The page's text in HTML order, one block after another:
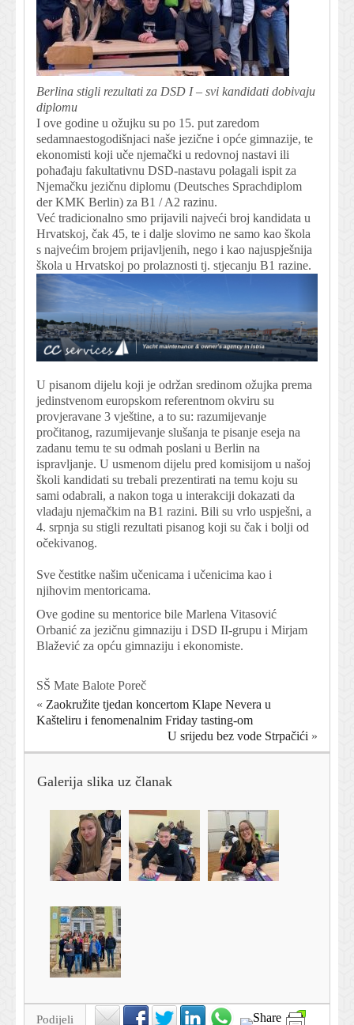
Berlina stigli rezultati za DSD I – svi kandidati dobivaju
diplomu
I ove godine u ožujku su po 15. put zaredom
sedamnaestogodišnjaci naše jezične i opće gimnazije, te
ekonomisti koji uče njemački u redovnoj nastavi ili
pohađaju fakultativnu DSD-nastavu polagali ispit za
Njemačku jezičnu diplomu (Deutsches Sprachdiplom
der KMK Berlin) za B1 / A2 razinu.
Već tradicionalno smo prijavili najveći broj kandidata u
Hrvatskoj, čak 45, te i dalje slovimo ne samo kao škola
s najvećim brojem prijavljenih, nego i kao najuspješnija
škola u Hrvatskoj po prolaznosti tj. stjecanju B1 razine.
U pisanom dijelu koji je održan sredinom ožujka prema
jedinstvenom europskom referentnom okviru su
provjeravane 3 vještine, a to su: razumijevanje
pročitanog, razumijevanje slušanja te pisanje eseja na
zadanu temu te su odmah poslani u Berlin na
ispravljanje. U usmenom dijelu pred komisijom u našoj
školi kandidati su trebali prezentirati na temu koju su
sami odabrali, a nakon toga u interakciji dokazati da
vladaju njemačkim na B1 razini. Bili su vrlo uspješni, a
4. srpnja su stigli rezultati pisanog koji su čak i bolji od
očekivanog.
Sve čestitke našim učenicama i učenicima kao i
njihovim mentoricama.
Ove godine su mentorice bile Marlena Vitasović
Orbanić za jezičnu gimnaziju i DSD II-grupu i Mirjam
Blažević za opću gimnaziju i ekonomiste.
SŠ Mate Balote Poreč
« Zaokružite tjedan koncertom Klape Nevera u
Kašteliru i fenomenalnim Friday tasting-om
U srijedu bez vode Strpačići »
Galerija slika uz članak
Podijeli